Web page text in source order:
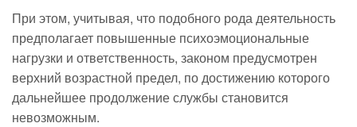
При этом, учитывая, что подобного рода деятельность
предполагает повышенные психоэмоциональные
нагрузки и ответственность, законом предусмотрен
верхний возрастной предел, по достижению которого
дальнейшее продолжение службы становится
невозможным.